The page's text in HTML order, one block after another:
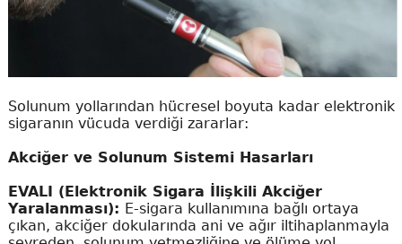
Solunum yollarından hücresel boyuta kadar elektronik
sigaranın vücuda verdiği zararlar:
Akciğer ve Solunum Sistemi Hasarları
EVALI (Elektronik Sigara İlişkili Akciğer
Yaralanması): E-sigara kullanımına bağlı ortaya
çıkan, akciğer dokularında ani ve ağır iltihaplanmayla